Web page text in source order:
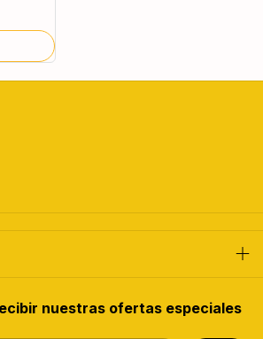
nuestras ofertas especiales